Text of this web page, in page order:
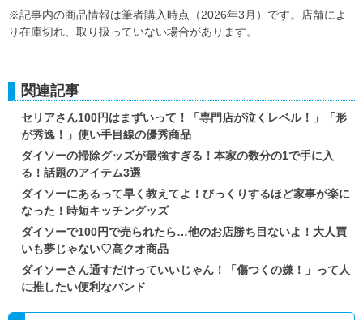
※記事内の商品情報は筆者購入時点（2026年3月）です。店舗によ
り在庫切れ、取り扱っていない場合があります。
関連記事
セリアさん100円はまずいって！「専門店が泣くレベル！」「形
が秀逸！」使い手目線の優秀商品
ダイソーの掃除グッズが最強すぎる！本家の数分の1で手に入
る！話題のアイテム3選
ダイソーにあるって早く教えてよ！びっくりするほど家事が楽に
なった！時短キッチングッズ
ダイソーで100円で売られたら…他のお店勝ち目ないよ！大人買
いも夢じゃない♡高クオ商品
ダイソーさん通すだけっていいじゃん！「傷つくの嫌！」って人
に推したい便利なバンド